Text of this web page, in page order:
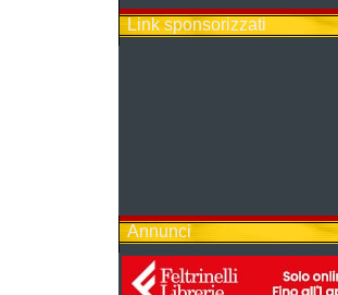
Link sponsorizzati
Annunci